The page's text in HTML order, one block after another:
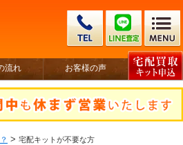
流れ お客様の声
> 宅配キットが不要な方